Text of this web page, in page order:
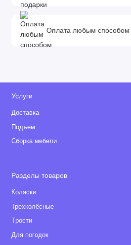
Оплата любым способом
Услуги
Доставка
Подъем
Сборка мебели
Разделы товаров
Коляски
Трехколёсные
Tрости
Для погодок